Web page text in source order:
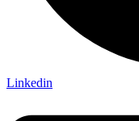
Linkedin